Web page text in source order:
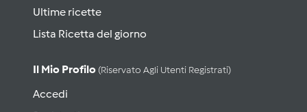
Ultime ricette
Lista Ricetta del giorno
Il Mio Profilo (riservato Agli Utenti Registrati)
Accedi